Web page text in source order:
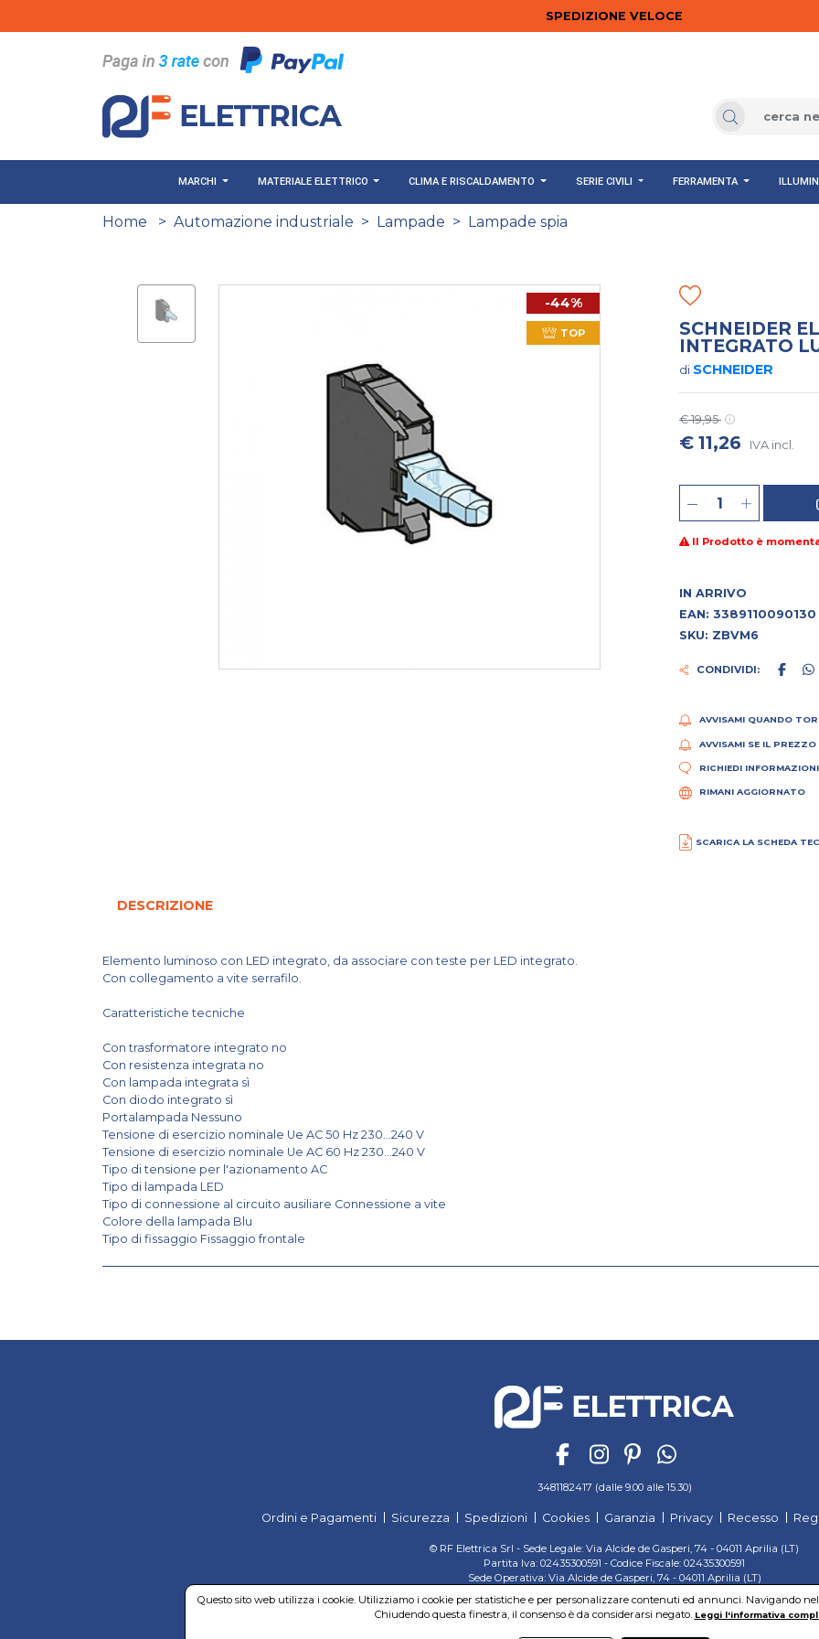
SPEDIZIONE VELOCE
MARCHI MATERIALE ELETTRICO CLIMA E RISCALDAMENTO SERIE CIVILI FERRAMENTA
Home > Automazione industriale > Lampade > Lampade spia
-44%
TOP SCHNEIDER
INTEGRATO
di SCHNEIDER
€ 19,95
€ 11,26 IVA incl.
Il Prodotto è
IN ARRIVO
EAN: 3389110090130
SKU: ZBVM6
CONDIVIDI:
AVVISAMI QUANDO
AVVISAMI SE IL PREZZO
RICHIEDI INFORMAZIONI
RIMANI AGGIORNATO
SCARICA LA SCHEDA
DESCRIZIONE
Elemento luminoso con LED integrato, da associare con teste per LED integrato.
Con collegamento a vite serrafilo.
Caratteristiche tecniche
Con trasformatore integrato no
Con resistenza integrata no
Con lampada integrata sì
Con diodo integrato sì
Portalampada Nessuno
Tensione di esercizio nominale Ue AC 50 Hz 230...240 V
Tensione di esercizio nominale Ue AC 60 Hz 230...240 V
Tipo di tensione per l'azionamento AC
Tipo di lampada LED
Tipo di connessione al circuito ausiliare Connessione a vite
Colore della lampada Blu
Tipo di fissaggio Fissaggio frontale
3481182417 (dalle 9.00 alle 15.30)
Ordini e Pagamenti Sicurezza Spedizioni Cookies Garanzia Privacy Recesso
© RF Elettrica Srl - Sede Legale: Via Alcide de Gasperi, 74 - 04011 Aprilia (LT)
Partita Iva: 02435300591 - Codice Fiscale: 02435300591
Sede Operativa: Via Alcide de Gasperi, 74 - 04011 Aprilia (LT)
Questo sito web utilizza i cookie. Utilizziamo i cookie per statistiche e per personalizzare contenuti ed annunci. Navigando
Chiudendo questa finestra, il consenso è da considerarsi negato. Leggi l'informativa